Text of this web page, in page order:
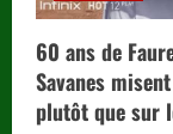
60 ans de
Savanes
plutôt que sur